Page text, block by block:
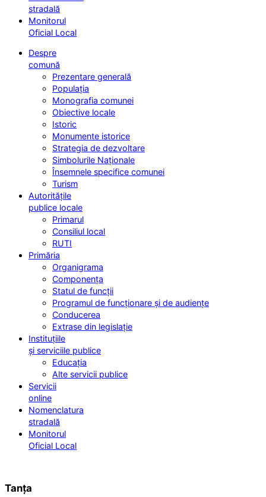
stradală
Monitorul
Oficial Local
Despre
comună
Prezentare generală
Populația
Monografia comunei
Obiective locale
Istoric
Monumente istorice
Strategia de dezvoltare
Simbolurile Naționale
Însemnele specifice comunei
Turism
Autoritățile
publice locale
Primarul
Consiliul local
RUTI
Primăria
Organigrama
Componența
Statul de funcții
Programul de funcționare și de audiențe
Conducerea
Extrase din legislație
Instituțiile
și serviciile publice
Educația
Alte servicii publice
Servicii
online
Nomenclatura
stradală
Monitorul
Oficial Local
Tanța